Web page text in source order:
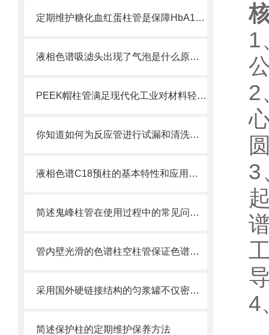
定期维护糖化血红蛋柱管是保障HbA1c检测准确的关键
液相色谱吸滤头出现了气泡是什么原因？可能是你的流动相没有脱气
PEEK帽柱管满足现代化工业对材料轻量化和高可靠性的需求
你知道如何为反应管进行试漏和清洗吗？这篇文章教你一个有效的方法
液相色谱C18预柱的基本特性和应用分享
简述鬼峰柱管在使用过程中的常见问题相应解决方法
管内壁光滑的色谱柱空柱管保证色谱柱制成品的高性能
采用国外硬链接结构的匀浆罐不仅密封性能好而且耐磨损
简述保护柱的定期维护保养方法
1
2
3
4